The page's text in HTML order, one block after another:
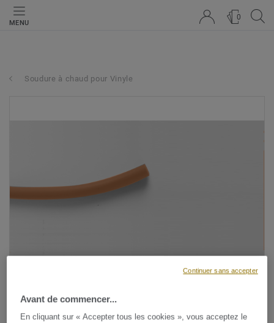
MENU
0
Soudure à chaud pour Vinyle
Avant de commencer...
En cliquant sur « Accepter tous les cookies », vous acceptez le
Continuer sans accepter